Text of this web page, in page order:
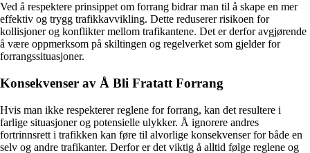
Ved å respektere prinsippet om forrang bidrar man til å skape en mer
effektiv og trygg trafikkavvikling. Dette reduserer risikoen for
kollisjoner og konflikter mellom trafikantene. Det er derfor avgjørende
å være oppmerksom på skiltingen og regelverket som gjelder for
forrangssituasjoner.
Konsekvenser av Å Bli Fratatt Forrang
Hvis man ikke respekterer reglene for forrang, kan det resultere i
farlige situasjoner og potensielle ulykker. Å ignorere andres
fortrinnsrett i trafikken kan føre til alvorlige konsekvenser for både en
selv og andre trafikanter. Derfor er det viktig å alltid følge reglene og